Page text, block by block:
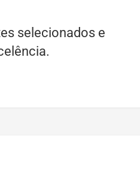
selecionados e